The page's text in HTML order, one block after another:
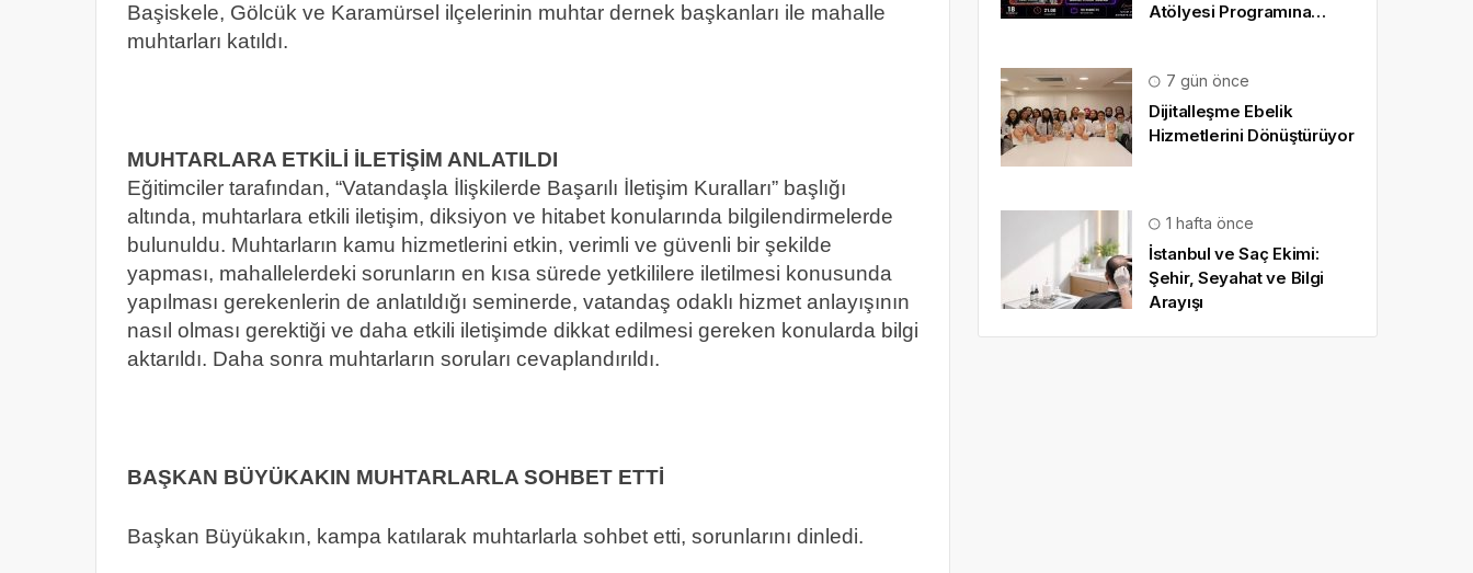
Başiskele, Gölcük ve Karamürsel ilçelerinin muhtar dernek başkanları ile mahalle
muhtarları katıldı.
MUHTARLARA ETKİLİ İLETİŞİM ANLATILDI
Eğitimciler tarafından, “Vatandaşla İlişkilerde Başarılı İletişim Kuralları” başlığı
altında, muhtarlara etkili iletişim, diksiyon ve hitabet konularında bilgilendirmelerde
bulunuldu. Muhtarların kamu hizmetlerini etkin, verimli ve güvenli bir şekilde
yapması, mahallelerdeki sorunların en kısa sürede yetkililere iletilmesi konusunda
yapılması gerekenlerin de anlatıldığı seminerde, vatandaş odaklı hizmet anlayışının
nasıl olması gerektiği ve daha etkili iletişimde dikkat edilmesi gereken konularda bilgi
aktarıldı. Daha sonra muhtarların soruları cevaplandırıldı.
BAŞKAN BÜYÜKAKIN MUHTARLARLA SOHBET ETTİ
Başkan Büyükakın, kampa katılarak muhtarlarla sohbet etti, sorunlarını dinledi.
Atölyesi Programına
7 gün önce
Dijitalleşme Ebelik
Hizmetlerini Dönüştürüyor
1 hafta önce
İstanbul ve Saç Ekimi:
Şehir, Seyahat ve Bilgi
Arayışı